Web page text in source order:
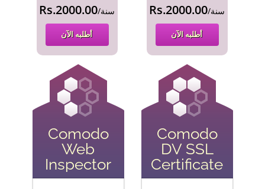
Rs.2000.00 /سنة
أطلبه الآن
Rs.2000.00 /سنة
أطلبه الآن
Comodo
Web
Inspector
Comodo
DV SSL
Certificate